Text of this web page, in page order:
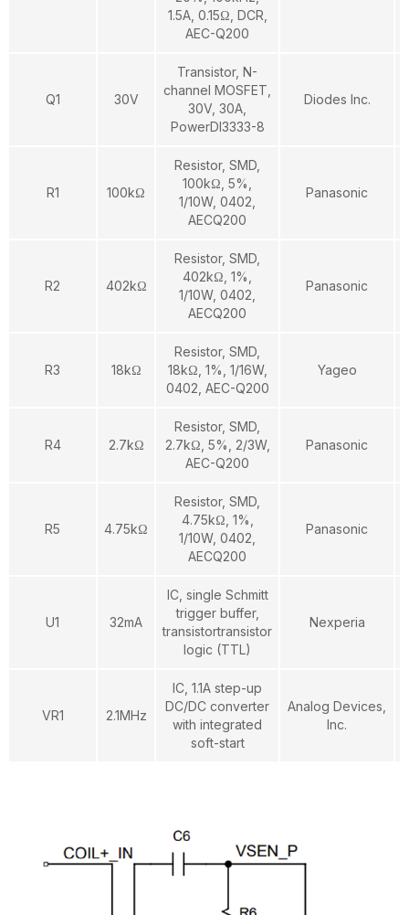
1.5A, 0.15Ω, DCR,
AEC-Q200
Q1 30V
Transistor, N-
channel MOSFET,
30V, 30A,
PowerDI3333-8
Diodes Inc.
R1 100kΩ
Resistor, SMD,
100kΩ, 5%,
1/10W, 0402,
AECQ200
Panasonic
R2 402kΩ
Resistor, SMD,
402kΩ, 1%,
1/10W, 0402,
AECQ200
Panasonic
R3 18kΩ
Resistor, SMD,
18kΩ, 1%, 1/16W,
0402, AEC-Q200
Yageo
R4 2.7kΩ
Resistor, SMD,
2.7kΩ, 5%, 2/3W,
AEC-Q200
Panasonic
R5 4.75kΩ
Resistor, SMD,
4.75kΩ, 1%,
1/10W, 0402,
AECQ200
Panasonic
U1 32mA
IC, single Schmitt
trigger buffer,
transistortransistor
logic (TTL)
Nexperia
VR1 2.1MHz
IC, 1.1A step-up
DC/DC converter
with integrated
soft-start
Analog Devices,
Inc.